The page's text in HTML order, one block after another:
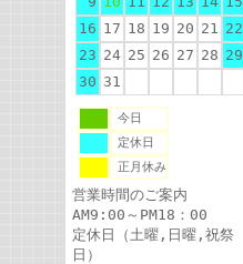
16 17 18 19 20 21
22
23 24 25 26 27 28 29
30 31
今日
定休日
正月休み
営業時間のご案内
AM9:00～PM18：00
定休日（土曜,日曜,祝祭
日）